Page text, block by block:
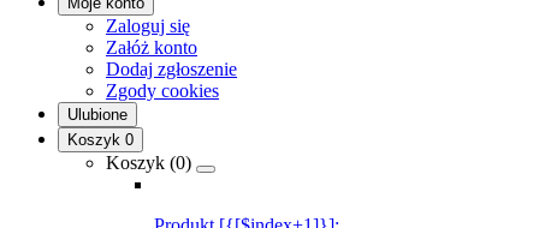
Zaloguj się
Załóż konto
Dodaj zgłoszenie
Zgody cookies
Ulubione
Koszyk 0
Koszyk (0)